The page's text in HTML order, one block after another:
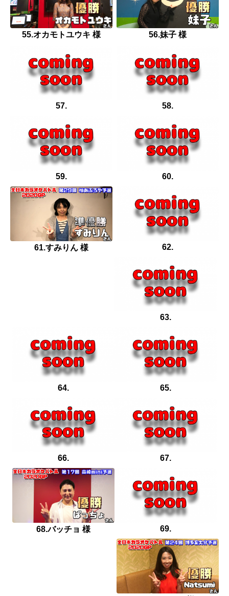
55.オカモトユウキ 様 56.妹子 様
57. 58.
59. 60.
61.すみりん 様 62.
63.
64. 65.
66. 67.
68.バッチョ 様 69.